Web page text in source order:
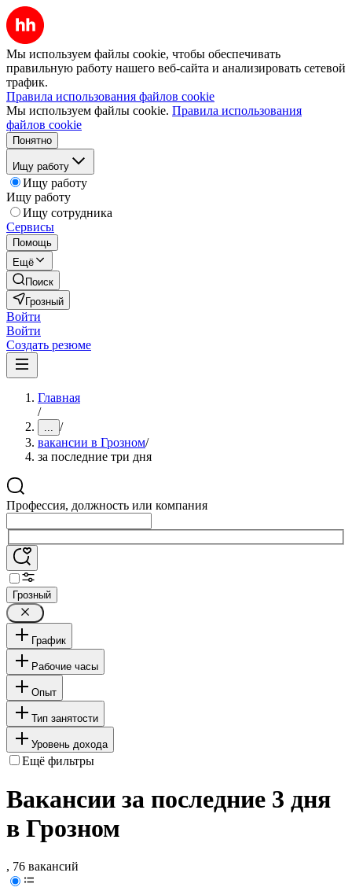
Мы используем файлы cookie, чтобы обеспечивать
правильную работу нашего веб-сайта и анализировать сетевой
трафик.
Правила использования файлов cookie
Мы используем файлы cookie. Правила использования
файлов cookie
Понятно
Ищу работу
Ищу работу
Ищу работу
Ищу сотрудника
Сервисы
Помощь
Ещё
Поиск
Грозный
Войти
Войти
Создать резюме
Главная
/
... /
вакансии в Грозном/
за последние три дня
Профессия, должность или компания
Грозный
График
Рабочие часы
Опыт
Тип занятости
Уровень дохода
Ещё фильтры
Вакансии за последние 3 дня
в Грозном
, 76 вакансий